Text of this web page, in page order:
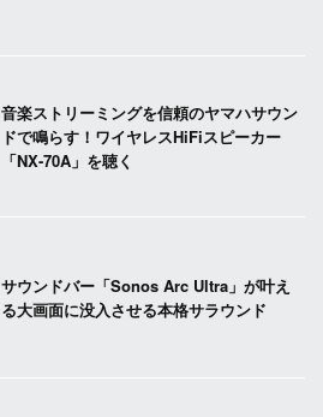
音楽ストリーミングを信頼のヤマハサウン
ドで鳴らす！ワイヤレスHiFiスピーカー
「NX-70A」を聴く
サウンドバー「Sonos Arc Ultra」が叶え
る大画面に没入させる本格サラウンド